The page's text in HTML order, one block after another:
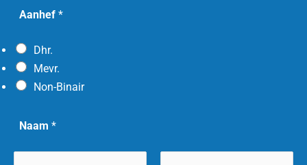
M
?
B
N
a
Aanhef*
Dhr.
Mevr.
Non-Binair
Naam*